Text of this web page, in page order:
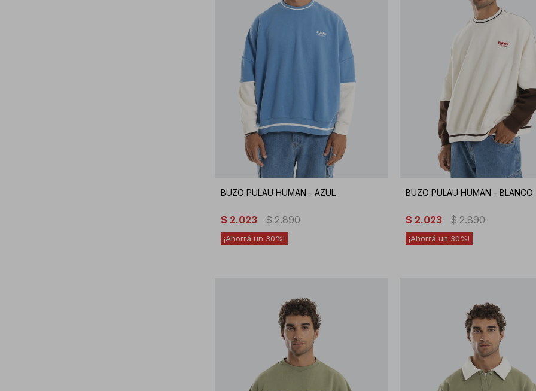
BUZO PULAU HUMAN - AZUL
$ 2.023 $ 2.890
30
BUZO PULAU HUMAN - BLANCO
$ 2.023 $ 2.890
30